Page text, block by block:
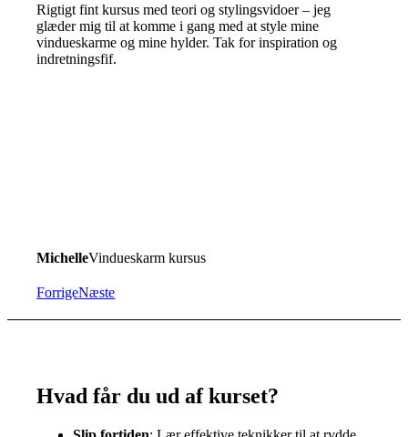
Rigtigt fint kursus med teori og stylingsvidoer – jeg
glæder mig til at komme i gang med at style mine
vindueskarme og mine hylder. Tak for inspiration og
indretningsfif.
MichelleVindueskarm kursus
ForrigeNæste
Hvad får du ud af kurset?